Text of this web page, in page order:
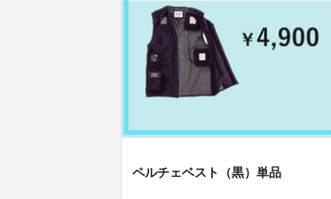
ペルチェベスト（黒）単品